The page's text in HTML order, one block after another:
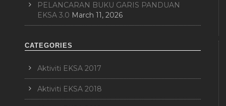
PELANCARAN BUKU GARIS PANDUAN
EKSA 3.0 March 11, 2026
CATEGORIES
Aktiviti EKSA 2017
Aktiviti EKSA 2018